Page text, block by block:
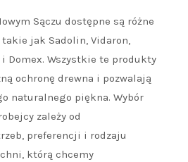
Sączu dostępne są różne
jak Sadolin, Vidaron,
Domex. Wszystkie te produkty
ochronę drewna i pozwalają
naturalnego piękna. Wybór
zależy od
preferencji i rodzaju
którą chcemy